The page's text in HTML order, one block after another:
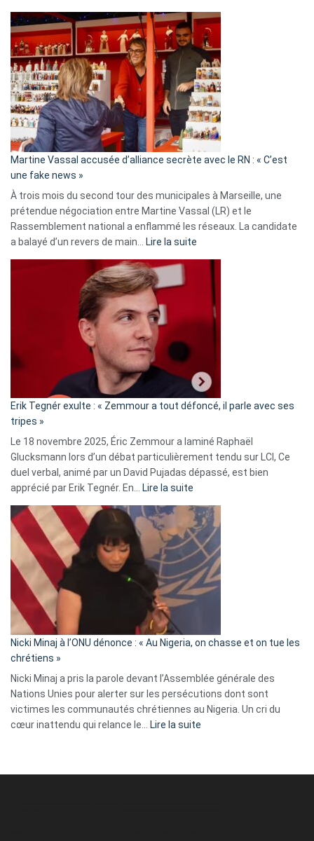
Algérie
Martine Vassal accusée d’alliance secrète avec le RN : « C’est
une fake news »
À trois mois du second tour des municipales à Marseille, une
prétendue négociation entre Martine Vassal (LR) et le
Rassemblement national a enflammé les réseaux. La candidate
a balayé d’un revers de main… Lire la suite
d’alliance
secrète
«
C’est
fake
news
»
Erik Tegnér exulte : « Zemmour a tout défoncé, il parle avec ses
tripes »
Le 18 novembre 2025, Éric Zemmour a laminé Raphaël
Glucksmann lors d’un débat particulièrement tendu sur LCI, Ce
duel verbal, animé par un David Pujadas dépassé, est bien
apprécié par Erik Tegnér. En… Lire la suite
Tegnér
exulte
« Zemmour
a
tout
parle
ses
tripes »
Nicki Minaj à l’ONU dénonce : « Au Nigeria, on chasse et on tue les
chrétiens »
Nicki Minaj a pris la parole devant l’Assemblée générale des
Nations Unies pour alerter sur les persécutions dont sont
victimes les communautés chrétiennes au Nigeria. Un cri du
cœur inattendu qui relance le… Lire la suite